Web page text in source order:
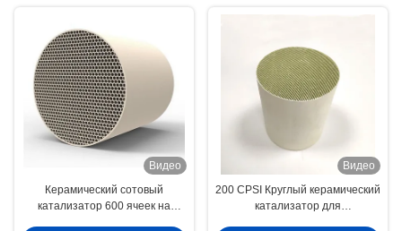
Видео
Керамический сотовый
катализатор 600 ячеек на
Видео
200 CPSI Круглый керамический
катализатор для